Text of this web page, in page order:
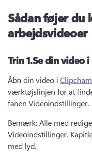
Sådan føjer du
arbejdsvideoer
Trin 1.Se din video
Åbn din video i
værktøjslinjen for at
fanen Videoindstillinger.
Bemærk: Alle med
Videoindstillinger.
med lyd.